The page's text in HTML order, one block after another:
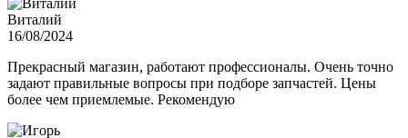
Виталий
16/08/2024
Прекрасный магазин, работают профессионалы. Очень точно
задают правильные вопросы при подборе запчастей. Цены
более чем приемлемые. Рекомендую